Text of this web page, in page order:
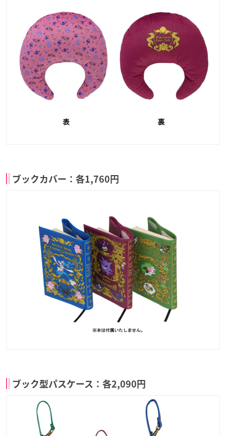
ブックカバー：各1,760円
ブック型パスケース：各2,090円